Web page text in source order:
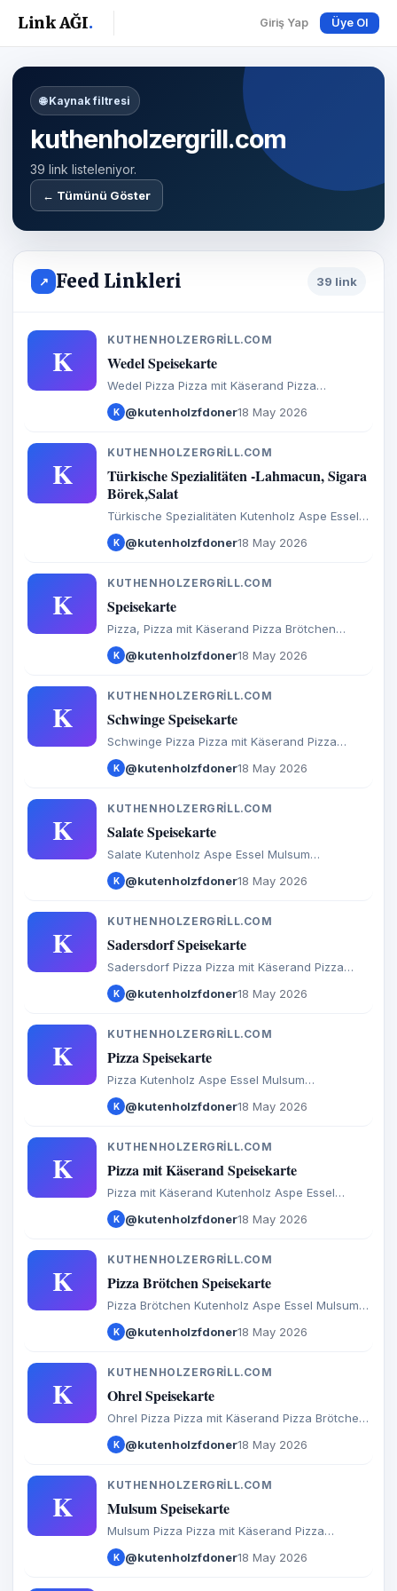
Link AĞI. Giriş Yap Üye Ol
🌐 Kaynak filtresi
kuthenholzergrill.com
39 link listeleniyor.
← Tümünü Göster
↗ Feed Linkleri 39 link
K
KUTHENHOLZERGRILL.COM
Wedel Speisekarte
Wedel Pizza Pizza mit Käserand Pizza
Brötchen Calzone Baguette Döner Salate
Türkische Spezialitäten Aufläufe
K @kutenholzfdoner18 May 2026
K
KUTHENHOLZERGRILL.COM
Türkische Spezialitäten -Lahmacun, Sigara
Börek,Salat
Türkische Spezialitäten Kutenholz Aspe Essel
Mulsum Sadersdorf Baaste Bredenbeck Brest
Byhusen Farven Fredenbeck Malstedt Wedel
Schwinge
K @kutenholzfdoner18 May 2026
K
KUTHENHOLZERGRILL.COM
Speisekarte
Pizza, Pizza mit Käserand Pizza Brötchen
Calzone Baguette Döner Salate Türkische
Spezialitäten Aufläufe Internationales Burger
K @kutenholzfdoner18 May 2026
K
KUTHENHOLZERGRILL.COM
Schwinge Speisekarte
Schwinge Pizza Pizza mit Käserand Pizza
Brötchen Calzone Baguette Döner Salate
Türkische Spezialitäten Aufläufe
K @kutenholzfdoner18 May 2026
K
KUTHENHOLZERGRILL.COM
Salate Speisekarte
Salate Kutenholz Aspe Essel Mulsum
Sadersdorf Baaste Bredenbeck Brest Byhusen
Farven Fredenbeck Malstedt Wedel Bargstedt
K @kutenholzfdoner18 May 2026
K
KUTHENHOLZERGRILL.COM
Sadersdorf Speisekarte
Sadersdorf Pizza Pizza mit Käserand Pizza
Brötchen Calzone Baguette Döner Salate
Türkische Spezialitäten Aufläufe
K @kutenholzfdoner18 May 2026
K
KUTHENHOLZERGRILL.COM
Pizza Speisekarte
Pizza Kutenholz Aspe Essel Mulsum
Sadersdorf Baaste Bredenbeck Brest Byhusen
Farven Fredenbeck Malstedt Wedel Bargstedt
K @kutenholzfdoner18 May 2026
K
KUTHENHOLZERGRILL.COM
Pizza mit Käserand Speisekarte
Pizza mit Käserand Kutenholz Aspe Essel
Mulsum Sadersdorf Baaste Bredenbeck Brest
Byhusen Farven Fredenbeck Malstedt Wedel
Schwinge
K @kutenholzfdoner18 May 2026
K
KUTHENHOLZERGRILL.COM
Pizza Brötchen Speisekarte
Pizza Brötchen Kutenholz Aspe Essel Mulsum
Sadersdorf Baaste Bredenbeck Brest Byhusen
Farven Fredenbeck Malstedt Wedel Bargstedt
K @kutenholzfdoner18 May 2026
K
KUTHENHOLZERGRILL.COM
Ohrel Speisekarte
Ohrel Pizza Pizza mit Käserand Pizza Brötchen
Calzone Baguette Döner Salate Türkische
Spezialitäten Aufläufe Internationales Burger
K @kutenholzfdoner18 May 2026
K
KUTHENHOLZERGRILL.COM
Mulsum Speisekarte
Mulsum Pizza Pizza mit Käserand Pizza
Brötchen Calzone Baguette Döner Salate
Türkische Spezialitäten Aufläufe
K @kutenholzfdoner18 May 2026